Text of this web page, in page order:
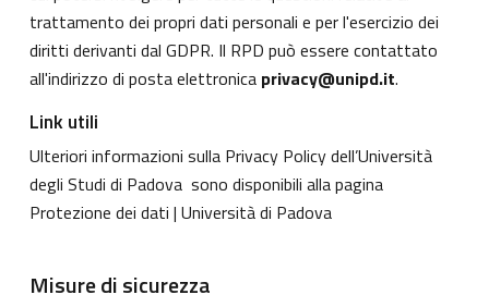
trattamento dei propri dati personali e per l'esercizio dei
diritti derivanti dal GDPR. Il RPD può essere contattato
all'indirizzo di posta elettronica privacy@unipd.it.
Link utili
Ulteriori informazioni sulla Privacy Policy dell’Università
degli Studi di Padova sono disponibili alla pagina
Protezione dei dati | Università di Padova
Misure di sicurezza